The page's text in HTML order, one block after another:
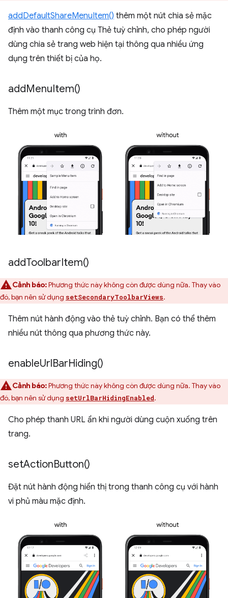
addDefaultShareMenuItem() thêm một nút chia sẻ mặc
định vào thanh công cụ Thẻ tuỳ chỉnh, cho phép người
dùng chia sẻ trang web hiện tại thông qua nhiều ứng
dụng trên thiết bị của họ.
addMenuItem()
Thêm một mục trong trình đơn.
addToolbarItem()
Cảnh báo:Phương thức này không còn được dùng nữa. Thay vào
đó, bạn nên sử dụng setSecondaryToolbarViews.
Thêm nút hành động vào thẻ tuỳ chỉnh. Bạn có thể thêm
nhiều nút thông qua phương thức này.
enableUrlBarHiding()
Cảnh báo:Phương thức này không còn được dùng nữa. Thay vào
đó, bạn nên sử dụng setUrlBarHidingEnabled.
Cho phép thanh URL ẩn khi người dùng cuộn xuống trên
trang.
setActionButton()
Đặt nút hành động hiển thị trong thanh công cụ với hành
vi phủ màu mặc định.